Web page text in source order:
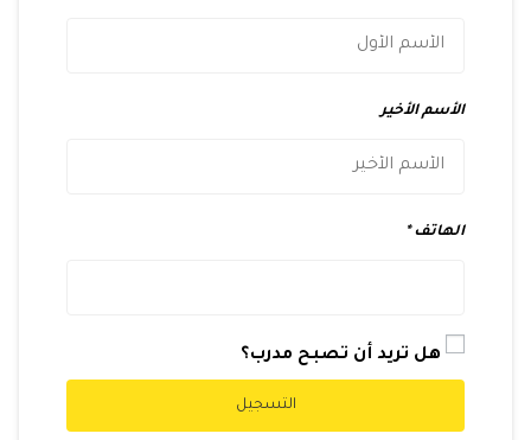
الأسم الأخير
الهاتف
هل تريد أن تصبح مدرب؟
التسجيل